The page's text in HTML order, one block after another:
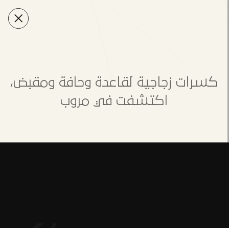
كسرات زجاجية لقاعدة وحافة ومقبض،
اكتشفت في مروب